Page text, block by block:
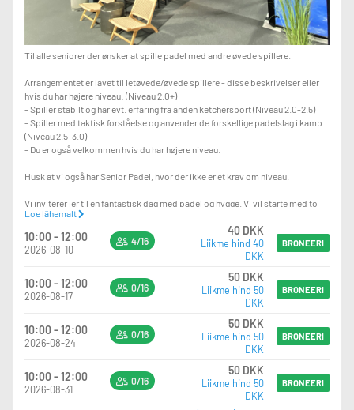
Til alle seniorer der ønsker at spille padel med andre øvede spillere.
Arrangementet er lavet til letøvede/øvede spillere - disse beskrivelser eller
hvis du har højere niveau: (Niveau 2.0+)
- Spiller stabilt og har evt. erfaring fra anden ketchersport (Niveau 2.0-2.5)
- Spiller med taktisk forståelse og anvender de forskellige padelslag i kamp
(Niveau 2.5-3.0)
- Du er også velkommen hvis du har højere niveau.
Husk at vi også har Senior Padel, hvor der ikke er et krav om niveau.
Vi inviterer jer til en fantastisk dag med padel og hygge. Vi vil starte med to
timers padel, hvor vi kan konkurrere og have det sjovt sammen.
Efterfølgende kan I nyde medbragt brød / kaffe. Her kan vi slappe af og
snakke om vores oplevelser på banen. Det bliver en skøn dag med motion,
samvær og god energi.
Tilmeld jer nu via matchi eller mail på infoskive@padelhall.dk ved spørgsmål.
Tag gerne din kone/mand, kæreste, ven eller nabo med.
Prisen på 40 kr., er for medlemmer af ældre sagen. Er du ikke medlem af
ældre sagen bedes du indbetale 20kr., yderligere til Padelhall.dk Skive på
mobilepay nummer 680187.
Prisen er inkl. 2 timers padel, Samt evt. batleje og bolde.
Loe lähemalt
10:00 - 12:00
2026-08-10
4/16
40 DKK
Liikme hind 40
DKK
BRONEERI
10:00 - 12:00
2026-08-17
0/16
50 DKK
Liikme hind 50
DKK
BRONEERI
10:00 - 12:00
2026-08-24
0/16
50 DKK
Liikme hind 50
DKK
BRONEERI
10:00 - 12:00
2026-08-31
0/16
50 DKK
Liikme hind 50
DKK
BRONEERI